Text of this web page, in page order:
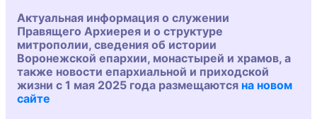
Актуальная информация о служении
Правящего Архиерея и о структуре
митрополии, сведения об истории
Воронежской епархии, монастырей и храмов, а
также новости епархиальной и приходской
жизни с 1 мая 2025 года размещаются на новом
сайте